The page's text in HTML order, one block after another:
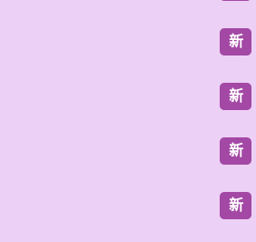
新
新
新
新